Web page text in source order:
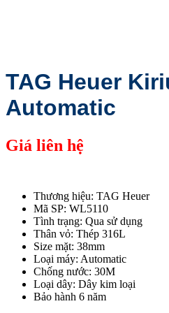
TAG Heuer
Automatic
Giá liên hệ
Thương hiệu: TAG Heuer
Mã SP: WL5110
Tình trạng: Qua sử dụng
Thân vỏ: Thép 316L
Size mặt: 38mm
Loại máy: Automatic
Chống nước: 30M
Loại dây: Dây kim loại
Bảo hành 6 năm